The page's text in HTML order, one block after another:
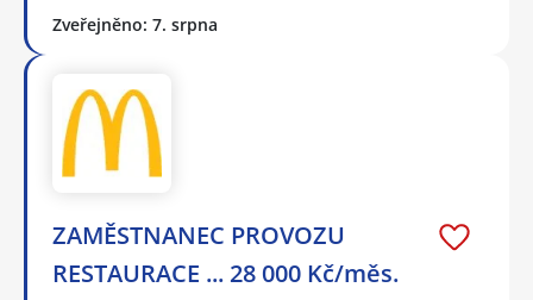
Zveřejněno: 7. srpna
ZAMĚSTNANEC PROVOZU
RESTAURACE ... 28 000 Kč/měs.